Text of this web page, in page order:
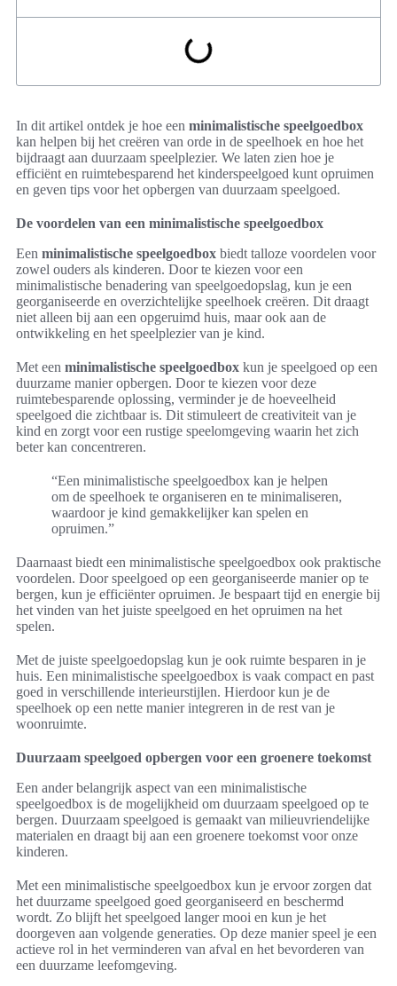
In dit artikel ontdek je hoe een minimalistische speelgoedbox
kan helpen bij het creëren van orde in de speelhoek en hoe het
bijdraagt aan duurzaam speelplezier. We laten zien hoe je
efficiënt en ruimtebesparend het kinderspeelgoed kunt opruimen
en geven tips voor het opbergen van duurzaam speelgoed.
De voordelen van een minimalistische speelgoedbox
Een minimalistische speelgoedbox biedt talloze voordelen voor
zowel ouders als kinderen. Door te kiezen voor een
minimalistische benadering van speelgoedopslag, kun je een
georganiseerde en overzichtelijke speelhoek creëren. Dit draagt
niet alleen bij aan een opgeruimd huis, maar ook aan de
ontwikkeling en het speelplezier van je kind.
Met een minimalistische speelgoedbox kun je speelgoed op een
duurzame manier opbergen. Door te kiezen voor deze
ruimtebesparende oplossing, verminder je de hoeveelheid
speelgoed die zichtbaar is. Dit stimuleert de creativiteit van je
kind en zorgt voor een rustige speelomgeving waarin het zich
beter kan concentreren.
“Een minimalistische speelgoedbox kan je helpen
om de speelhoek te organiseren en te minimaliseren,
waardoor je kind gemakkelijker kan spelen en
opruimen.”
Daarnaast biedt een minimalistische speelgoedbox ook praktische
voordelen. Door speelgoed op een georganiseerde manier op te
bergen, kun je efficiënter opruimen. Je bespaart tijd en energie bij
het vinden van het juiste speelgoed en het opruimen na het
spelen.
Met de juiste speelgoedopslag kun je ook ruimte besparen in je
huis. Een minimalistische speelgoedbox is vaak compact en past
goed in verschillende interieurstijlen. Hierdoor kun je de
speelhoek op een nette manier integreren in de rest van je
woonruimte.
Duurzaam speelgoed opbergen voor een groenere toekomst
Een ander belangrijk aspect van een minimalistische
speelgoedbox is de mogelijkheid om duurzaam speelgoed op te
bergen. Duurzaam speelgoed is gemaakt van milieuvriendelijke
materialen en draagt bij aan een groenere toekomst voor onze
kinderen.
Met een minimalistische speelgoedbox kun je ervoor zorgen dat
het duurzame speelgoed goed georganiseerd en beschermd
wordt. Zo blijft het speelgoed langer mooi en kun je het
doorgeven aan volgende generaties. Op deze manier speel je een
actieve rol in het verminderen van afval en het bevorderen van
een duurzame leefomgeving.